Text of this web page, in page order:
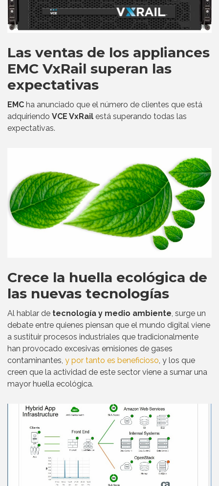
Las ventas de los appliances
EMC VxRail superan las
expectativas
EMC ha anunciado que el número de clientes que está
adquiriendo VCE VxRail está superando todas las
expectativas.
Crece la huella ecológica de
las nuevas tecnologías
Al hablar de tecnología y medio ambiente, surge un
debate entre quienes piensan que el mundo digital viene
a sustituir procesos industriales que tradicionalmente
han provocado excesivas emisiones de gases
contaminantes, y por tanto es beneficioso, y los que
creen que la actividad de este sector viene a sumar una
mayor huella ecológica.